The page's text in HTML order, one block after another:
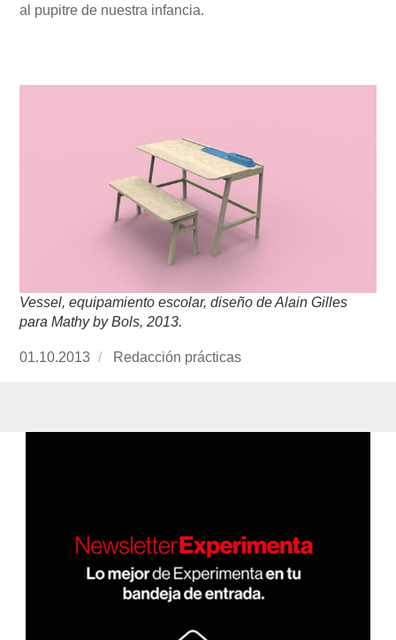
al pupitre de nuestra infancia.
Vessel, equipamiento escolar, diseño de Alain Gilles
para Mathy by Bols, 2013.
Publicado
01.10.2013
https://www.experimenta.es/author/redaccion-
Redacción prácticas